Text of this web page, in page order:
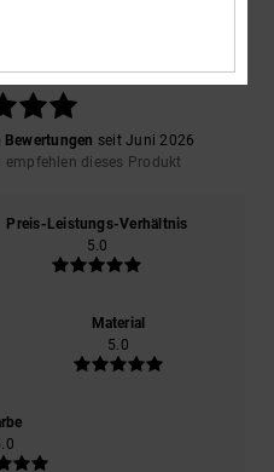
seit Juni 2026
empfehlen dieses Produkt
Preis-Leistungs-Verhältnis
5.0
Material
5.0